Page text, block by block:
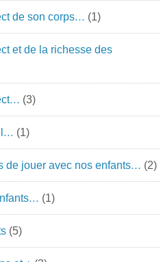
de son corps… (1)
et de la richesse des
(3)
(1)
de jouer avec nos enfants… (2)
(1)
(5)